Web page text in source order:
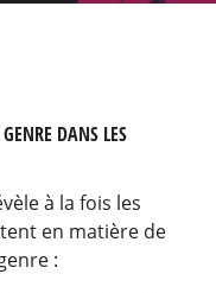
DANS LES
à la fois les
en matière de
: